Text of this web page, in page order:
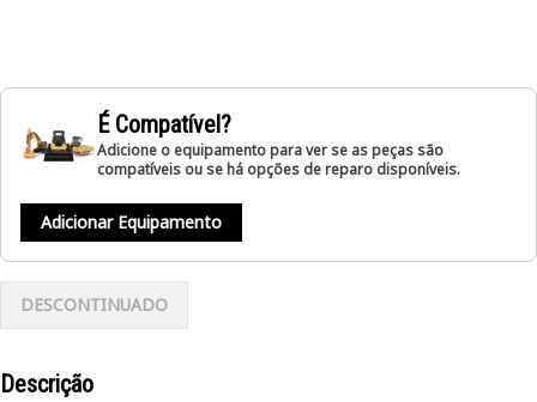
É Compatível?
Adicione o equipamento para ver se as peças são
compatíveis ou se há opções de reparo disponíveis.
Adicionar Equipamento
DESCONTINUADO
Descrição